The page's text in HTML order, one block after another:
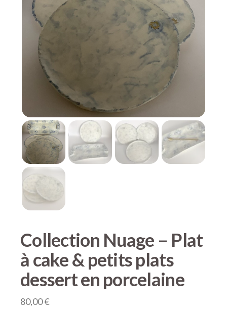
Collection Nuage – Plat
à cake & petits plats
dessert en porcelaine
80,00€